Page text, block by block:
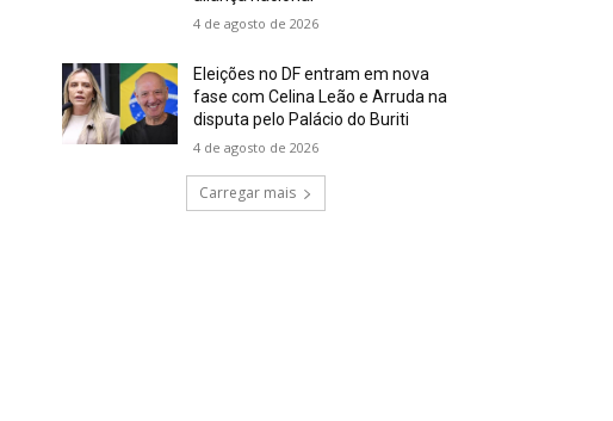
4 de agosto de 2026
Eleições no DF entram em nova
fase com Celina Leão e Arruda na
disputa pelo Palácio do Buriti
4 de agosto de 2026
Carregar mais